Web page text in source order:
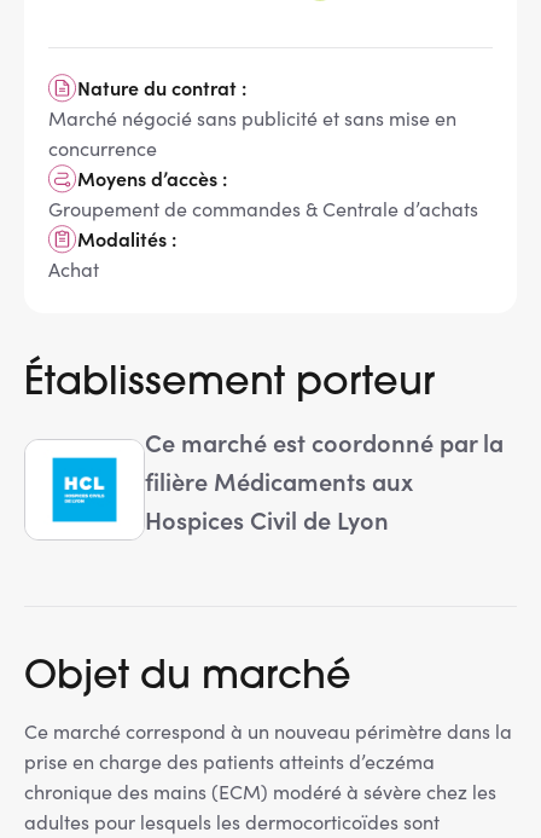
Nature du contrat :
Marché négocié sans publicité et sans mise en
concurrence
Moyens d’accès :
Groupement de commandes & Centrale d’achats
Modalités :
Achat
Établissement porteur
Ce marché est coordonné par la
filière Médicaments aux
Hospices Civil de Lyon
Objet du marché
Ce marché correspond à un nouveau périmètre dans la
prise en charge des patients atteints d’eczéma
chronique des mains (ECM) modéré à sévère chez les
adultes pour lesquels les dermocorticoïdes sont